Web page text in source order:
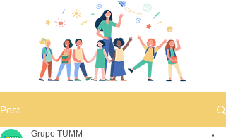
Post
Grupo TUMM